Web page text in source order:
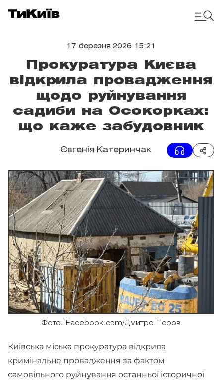
17 березня 2026 15:21
Прокуратура Києва
відкрила провадження
щодо руйнування
садиби на Осокорках:
що каже забудовник
Євгенія Катеринчак
Фото: Facebook.com/Дмитро Перов
Київська міська прокуратура відкрила
кримінальне провадження за фактом
самовільного руйнування останньої історичної